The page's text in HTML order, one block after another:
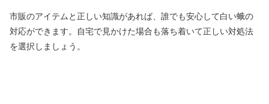
市販のアイテムと正しい知識があれば、誰でも安心して白い蛾の
対応ができます。自宅で見かけた場合も落ち着いて正しい対処法
を選択しましょう。